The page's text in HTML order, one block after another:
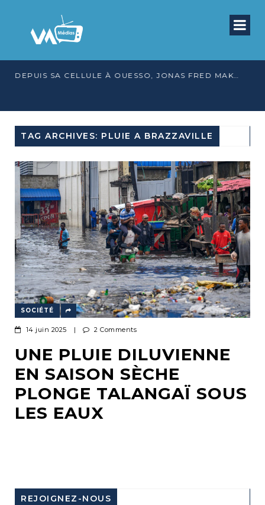
DEPUIS SA CELLULE À OUESSO, JONAS FRED MAKITA DÉNONCE CE QU’IL QUALIFIE DE DÉNI DE JUSTICE
TAG ARCHIVES: PLUIE A BRAZZAVILLE
SOCIÉTÉ
14 juin 2025 | 2 Comments
UNE PLUIE DILUVIENNE
EN SAISON SÈCHE
PLONGE TALANGAÏ SOUS
LES EAUX
REJOIGNEZ-NOUS